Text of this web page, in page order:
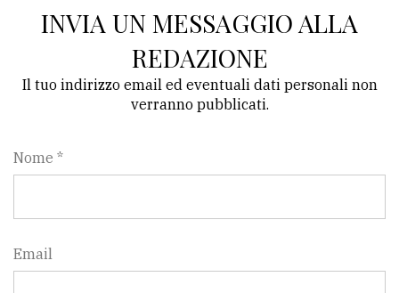
INVIA UN MESSAGGIO ALLA
REDAZIONE
Il tuo indirizzo email ed eventuali dati personali non
verranno pubblicati.
Nome *
Email